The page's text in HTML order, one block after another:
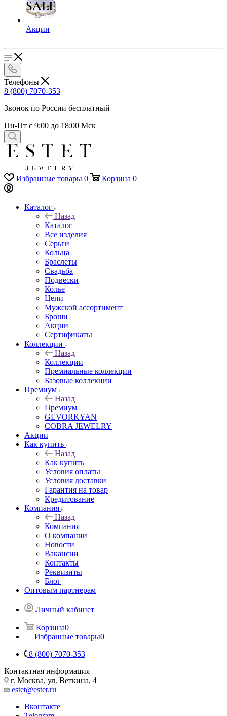
Акции
Телефоны
8 (800) 7070-353
Звонок по России бесплатный
Пн-Пт с 9:00 до 18:00 Мск
Избранные товары 0 Корзина 0
Каталог
Назад
Каталог
Все изделия
Серьги
Кольца
Браслеты
Свадьба
Подвески
Колье
Цепи
Мужской ассортимент
Броши
Акции
Сертификаты
Коллекции
Назад
Коллекции
Премиальные коллекции
Базовые коллекции
Премиум
Назад
Премиум
GEVORKYAN
COBRA JEWELRY
Акции
Как купить
Назад
Как купить
Условия оплаты
Условия доставки
Гарантия на товар
Кредитование
Компания
Назад
Компания
О компании
Новости
Вакансии
Контакты
Реквизиты
Блог
Оптовым партнерам
Личный кабинет
Корзина0
Избранные товары0
8 (800) 7070-353
Контактная информация
г. Москва, ул. Веткина, 4
estet@estet.ru
Вконтакте